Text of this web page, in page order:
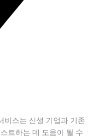
비스는 신생 기업과 기존
트하는 데 도움이 될 수